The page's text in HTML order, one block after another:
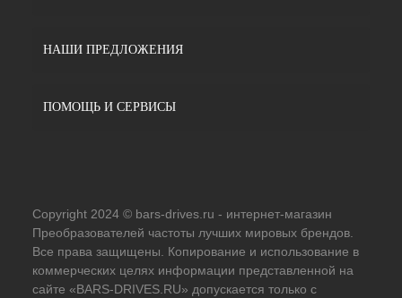
НАШИ ПРЕДЛОЖЕНИЯ
ПОМОЩЬ И СЕРВИСЫ
Copyright 2024 © bars-drives.ru - интернет-магазин
Преобразователей частоты лучших мировых брендов.
Все права защищены. Копирование и использование в
коммерческих целях информации представленной на
сайте «BARS-DRIVES.RU» допускается только с